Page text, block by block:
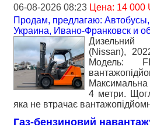
06-08-2026 08:23 Цена: 14 000
Продам, предлагаю: Автобусы,
Украина, Ивано-Франковск и
Дизельний
(Nissan),
Модель:
Максимальна
4 метри.
яка не втрачає
Газ-бензиновий